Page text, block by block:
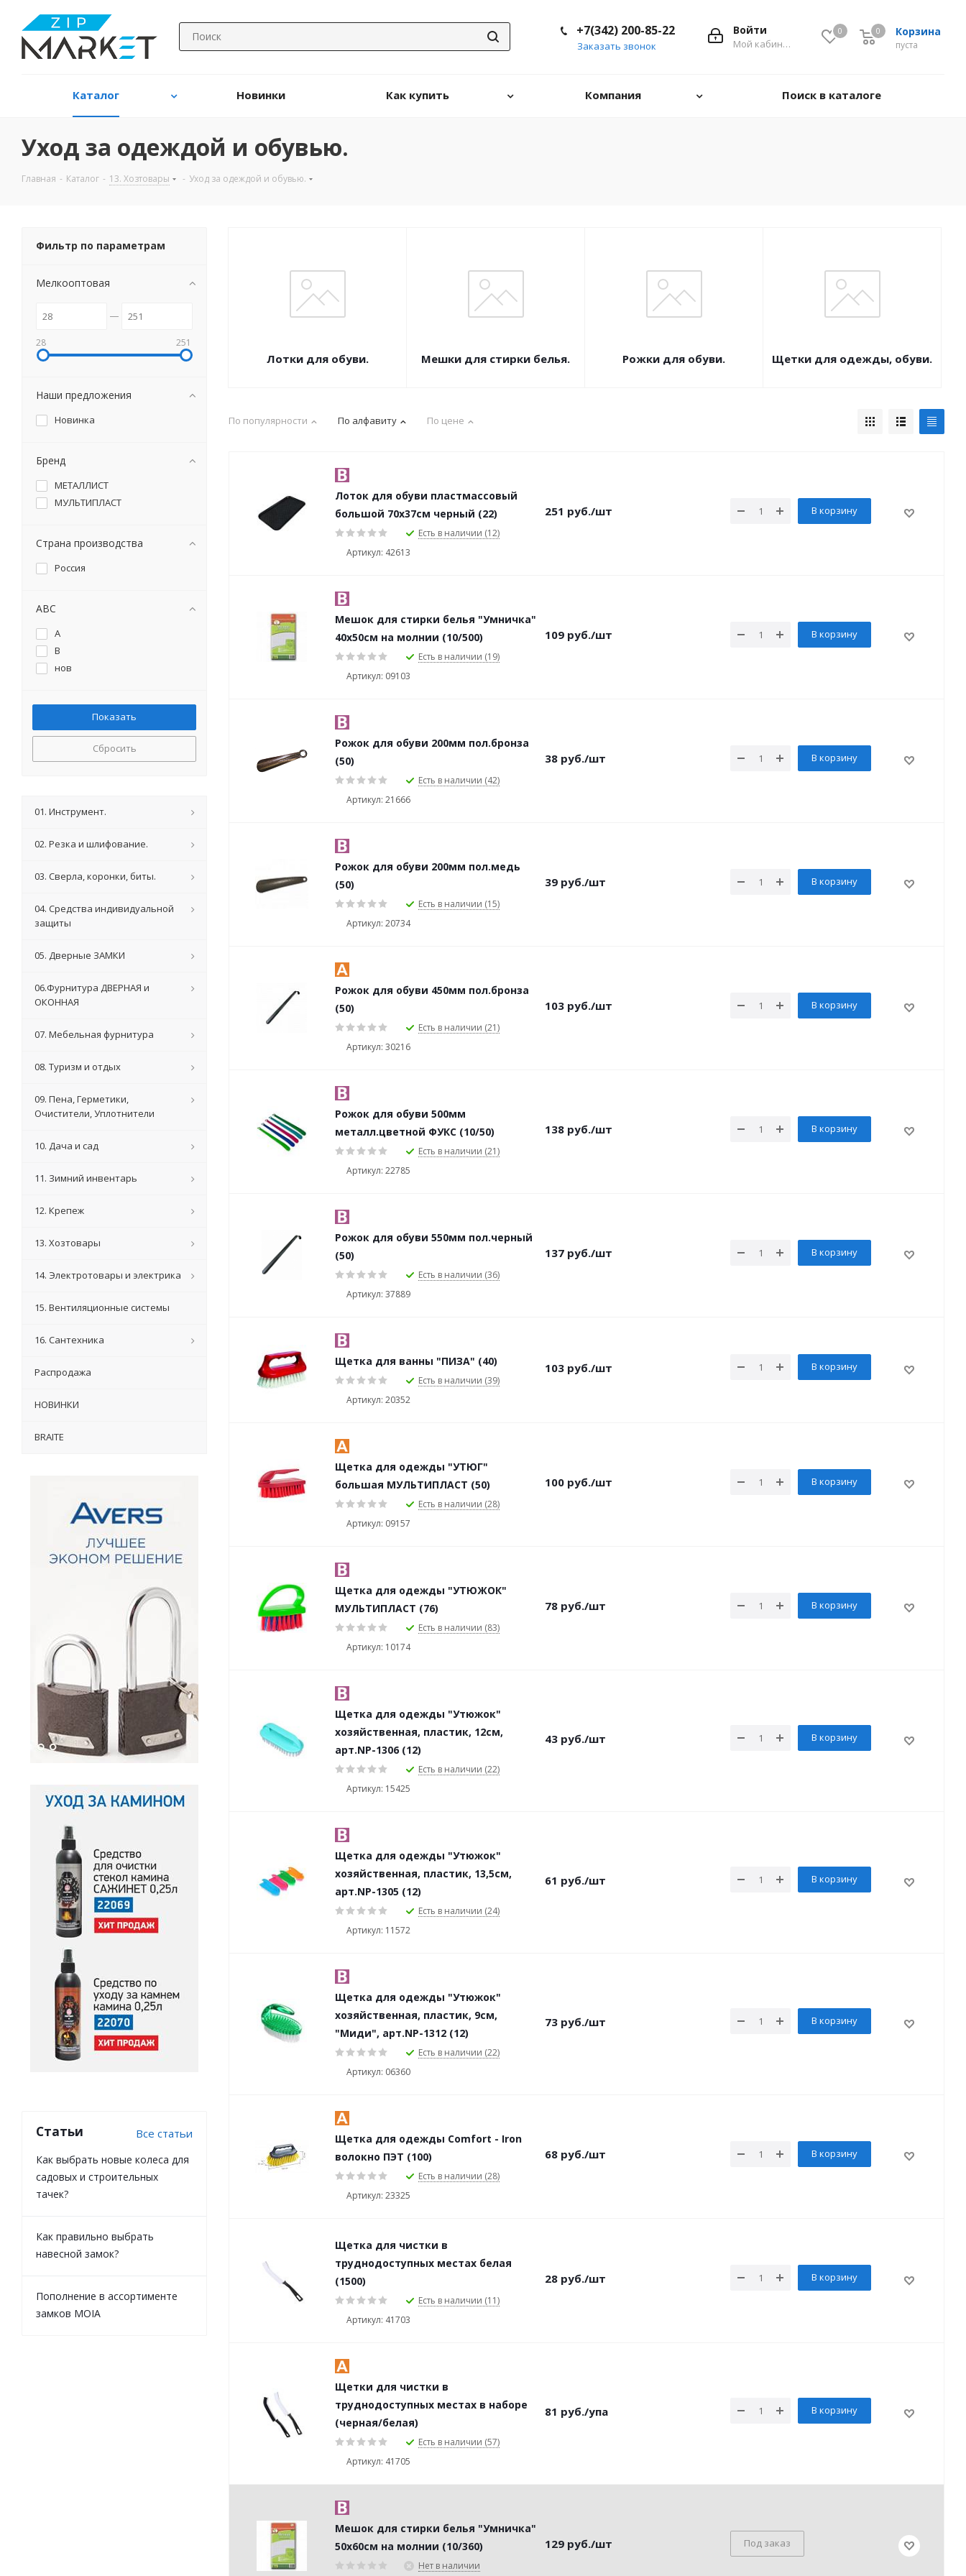
0 Корзина
0
пуста
0
Войти
Мой кабинет
+7(342) 200-85-22
Заказать звонок
Каталог Новинки Как купить Компания Поиск в каталоге
Уход за одеждой и обувью.
Главная - Каталог - 13. Хозтовары - Уход за одеждой и обувью.
Лотки для обуви. Мешки для стирки белья. Рожки для обуви. Щетки для одежды, обуви.
По популярности По алфавиту По цене
Лоток для обуви пластмассовый
большой 70х37см черный (22)
Есть в наличии (12)
Артикул: 42613
251 руб./шт В корзину
Мешок для стирки белья "Умничка"
40x50см на молнии (10/500)
Есть в наличии (19)
Артикул: 09103
109 руб./шт В корзину
Рожок для обуви 200мм пол.бронза
(50)
Есть в наличии (42)
Артикул: 21666
38 руб./шт В корзину
Рожок для обуви 200мм пол.медь
(50)
Есть в наличии (15)
Артикул: 20734
39 руб./шт В корзину
Рожок для обуви 450мм пол.бронза
(50)
Есть в наличии (21)
Артикул: 30216
103 руб./шт В корзину
Рожок для обуви 500мм
металл.цветной ФУКС (10/50)
Есть в наличии (21)
Артикул: 22785
138 руб./шт В корзину
Рожок для обуви 550мм пол.черный
(50)
Есть в наличии (36)
Артикул: 37889
137 руб./шт В корзину
Щетка для ванны "ПИЗА" (40)
Есть в наличии (39)
Артикул: 20352
103 руб./шт В корзину
Щетка для одежды "УТЮГ"
большая МУЛЬТИПЛАСТ (50)
Есть в наличии (28)
Артикул: 09157
100 руб./шт В корзину
Щетка для одежды "УТЮЖОК"
МУЛЬТИПЛАСТ (76)
Есть в наличии (83)
Артикул: 10174
78 руб./шт В корзину
Щетка для одежды "Утюжок"
хозяйственная, пластик, 12см,
арт.NP-1306 (12)
Есть в наличии (22)
Артикул: 15425
43 руб./шт В корзину
Щетка для одежды "Утюжок"
хозяйственная, пластик, 13,5см,
арт.NP-1305 (12)
Есть в наличии (24)
Артикул: 11572
61 руб./шт В корзину
Щетка для одежды "Утюжок"
хозяйственная, пластик, 9см,
"Миди", арт.NP-1312 (12)
Есть в наличии (22)
Артикул: 06360
73 руб./шт В корзину
Щетка для одежды Comfort - Iron
волокно ПЭТ (100)
Есть в наличии (28)
Артикул: 23325
68 руб./шт В корзину
Щетка для чистки в
труднодоступных местах белая
(1500)
Есть в наличии (11)
Артикул: 41703
28 руб./шт В корзину
Щетки для чистки в
труднодоступных местах в наборе
(черная/белая)
Есть в наличии (57)
Артикул: 41705
81 руб./упа В корзину
Мешок для стирки белья "Умничка"
50x60см на молнии (10/360)
Нет в наличии
129 руб./шт Под заказ
Фильтр по параметрам
Мелкооптовая
28 251
Наши предложения
Новинка
Бренд
МЕТАЛЛИСТ
МУЛЬТИПЛАСТ
Страна производства
Россия
ABC
A
B
нов
Сбросить
01. Инструмент.
02. Резка и шлифование.
03. Сверла, коронки, биты.
04. Средства индивидуальной
защиты
05. Дверные ЗАМКИ
06.Фурнитура ДВЕРНАЯ и
ОКОННАЯ
07. Мебельная фурнитура
08. Туризм и отдых
09. Пена, Герметики,
Очистители, Уплотнители
10. Дача и сад
11. Зимний инвентарь
12. Крепеж
13. Хозтовары
14. Электротовары и электрика
15. Вентиляционные системы
16. Сантехника
Распродажа
НОВИНКИ
BRAITE
Статьи Все статьи
Как выбрать новые колеса для
садовых и строительных
тачек?
Как правильно выбрать
навесной замок?
Пополнение в ассортименте
замков MOIA